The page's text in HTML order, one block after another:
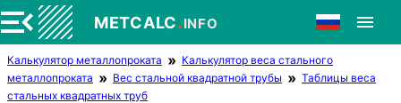
METCALC.INFO
Калькулятор металлопроката
Калькулятор веса стального
металлопроката
Вес стальной квадратной трубы
Таблицы веса
стальных квадратных труб